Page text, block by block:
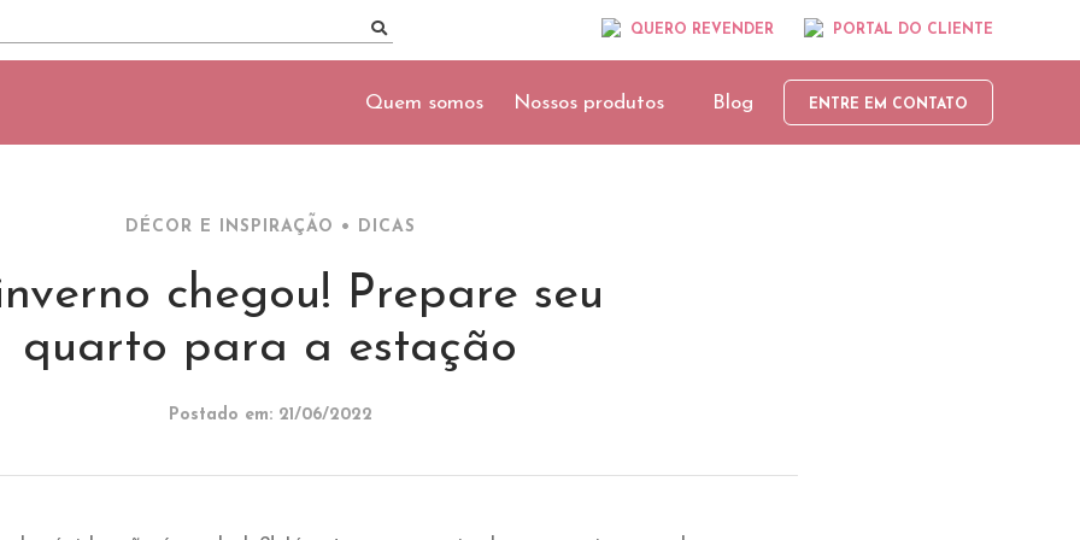
QUERO REVENDER PORTAL DO CLIENTE
Quem somos Nossos produtos Blog ENTRE EM CONTATO
DÉCOR E INSPIRAÇÃO • DICAS
chegou! Prepare seu
quarto para a estação
Postado em: 21/06/2022